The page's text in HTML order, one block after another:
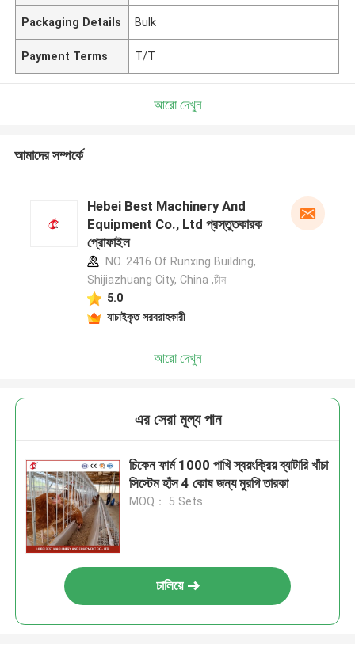
Packaging Details Bulk
Payment Terms T/T
আরো দেখুন
আমাদের সম্পর্কে
Hebei Best Machinery And
Equipment Co., Ltd প্রস্তুতকারক
প্রোফাইল
NO. 2416 Of Runxing Building,
Shijiazhuang City, China ,চীন
5.0
যাচাইকৃত সরবরাহকারী
আরো দেখুন
এর সেরা মূল্য পান
চিকেন ফার্ম 1000 পাখি স্বয়ংক্রিয় ব্যাটারি খাঁচা
সিস্টেম হাঁস 4 কোষ জন্য মুরগি তারকা
MOQ： 5 Sets
চালিয়ে